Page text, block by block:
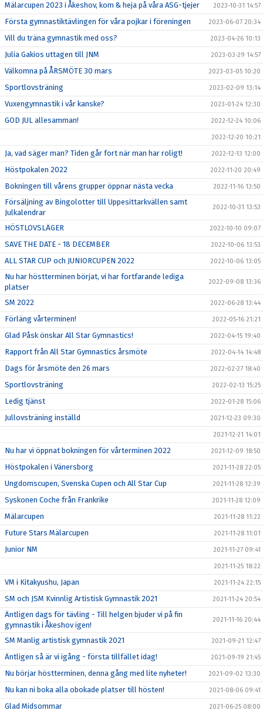
Mälarcupen 2023 i Åkeshov, kom & heja på våra ASG-tjejer 2023-10-31 14:57
Första gymnastiktävlingen för våra pojkar i föreningen 2023-06-07 20:34
Vill du träna gymnastik med oss? 2023-04-26 10:13
Julia Gakios uttagen till JNM 2023-03-29 14:57
Välkomna på ÅRSMÖTE 30 mars 2023-03-05 10:20
Sportlovsträning 2023-02-09 13:14
Vuxengymnastik i vår kanske? 2023-01-24 12:30
GOD JUL allesamman! 2022-12-24 10:06
2022-12-20 10:21
Ja, vad säger man? Tiden går fort när man har roligt! 2022-12-13 12:00
Höstpokalen 2022 2022-11-20 20:49
Bokningen till vårens grupper öppnar nästa vecka 2022-11-16 13:50
Försäljning av Bingolotter till Uppesittarkvällen samt
Julkalendrar
2022-10-31 13:53
HÖSTLOVSLÄGER 2022-10-10 09:07
SAVE THE DATE - 18 DECEMBER 2022-10-06 13:53
ALL STAR CUP och JUNIORCUPEN 2022 2022-10-06 13:05
Nu har höstterminen börjat, vi har fortfarande lediga
platser
2022-09-08 13:36
SM 2022 2022-06-28 13:44
Förläng vårterminen! 2022-05-16 21:21
Glad Påsk önskar All Star Gymnastics! 2022-04-15 19:40
Rapport från All Star Gymnastics årsmöte 2022-04-14 14:48
Dags för årsmöte den 26 mars 2022-02-27 18:40
Sportlovsträning 2022-02-13 15:25
Ledig tjänst 2022-01-28 15:06
Jullovsträning inställd 2021-12-23 09:30
2021-12-21 14:01
Nu har vi öppnat bokningen för vårterminen 2022 2021-12-09 18:50
Höstpokalen i Vänersborg 2021-11-28 22:05
Ungdomscupen, Svenska Cupen och All Star Cup 2021-11-28 12:39
Syskonen Coche från Frankrike 2021-11-28 12:09
Mälarcupen 2021-11-28 11:22
Future Stars Mälarcupen 2021-11-28 11:01
Junior NM 2021-11-27 09:41
2021-11-25 18:22
VM i Kitakyushu, Japan 2021-11-24 22:15
SM och JSM Kvinnlig Artistisk Gymnastik 2021 2021-11-24 20:54
Äntligen dags för tävling - Till helgen bjuder vi på fin
gymnastik i Åkeshov igen!
2021-11-16 20:44
SM Manlig artistisk gymnastik 2021 2021-09-21 12:47
Äntligen så är vi igång - första tillfället idag! 2021-09-19 21:45
Nu börjar höstterminen, denna gång med lite nyheter! 2021-09-02 13:30
Nu kan ni boka alla obokade platser till hösten! 2021-08-06 09:41
Glad Midsommar 2021-06-25 08:00